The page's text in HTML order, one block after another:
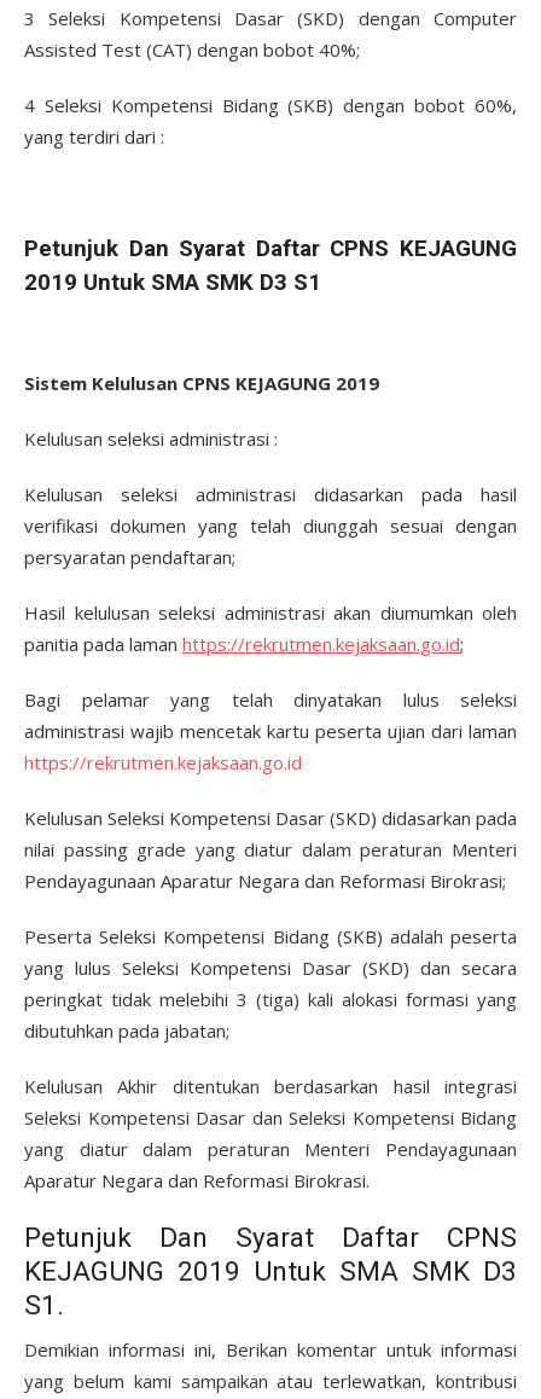
3 Seleksi Kompetensi Dasar (SKD) dengan Computer
Assisted Test (CAT) dengan bobot 40%;
4 Seleksi Kompetensi Bidang (SKB) dengan bobot 60%,
yang terdiri dari :
Petunjuk Dan Syarat Daftar CPNS KEJAGUNG
2019 Untuk SMA SMK D3 S1
Sistem Kelulusan CPNS KEJAGUNG 2019
Kelulusan seleksi administrasi :
Kelulusan seleksi administrasi didasarkan pada hasil
verifikasi dokumen yang telah diunggah sesuai dengan
persyaratan pendaftaran;
Hasil kelulusan seleksi administrasi akan diumumkan oleh
panitia pada laman https://rekrutmen.kejaksaan.go.id;
Bagi pelamar yang telah dinyatakan lulus seleksi
administrasi wajib mencetak kartu peserta ujian dari laman
https://rekrutmen.kejaksaan.go.id
Kelulusan Seleksi Kompetensi Dasar (SKD) didasarkan pada
nilai passing grade yang diatur dalam peraturan Menteri
Pendayagunaan Aparatur Negara dan Reformasi Birokrasi;
Peserta Seleksi Kompetensi Bidang (SKB) adalah peserta
yang lulus Seleksi Kompetensi Dasar (SKD) dan secara
peringkat tidak melebihi 3 (tiga) kali alokasi formasi yang
dibutuhkan pada jabatan;
Kelulusan Akhir ditentukan berdasarkan hasil integrasi
Seleksi Kompetensi Dasar dan Seleksi Kompetensi Bidang
yang diatur dalam peraturan Menteri Pendayagunaan
Aparatur Negara dan Reformasi Birokrasi.
Petunjuk Dan Syarat Daftar CPNS
KEJAGUNG 2019 Untuk SMA SMK D3
S1.
Demikian informasi ini, Berikan komentar untuk informasi
yang belum kami sampaikan atau terlewatkan, kontribusi